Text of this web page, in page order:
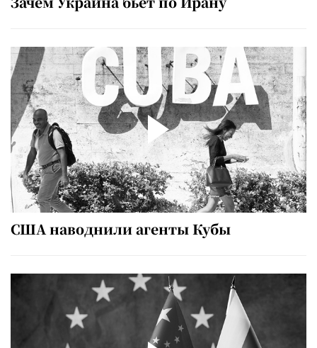
США наводнили агенты Кубы